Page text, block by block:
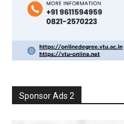
Sponsor Ads 2